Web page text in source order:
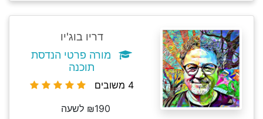
דריו בוג'יו
מורה פרטי הנדסת
תוכנה
4 משובים
₪190 לשעה